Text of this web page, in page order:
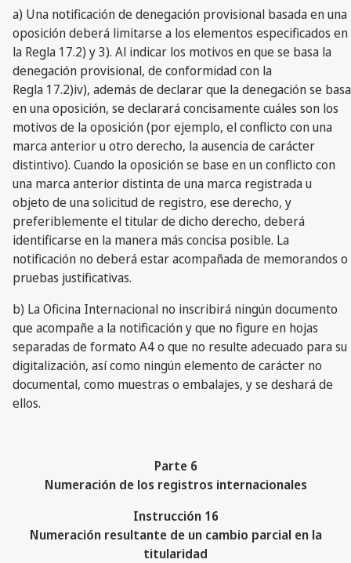
a) Una notificación de denegación provisional basada en una
oposición deberá limitarse a los elementos especificados en
la Regla 17.2) y 3). Al indicar los motivos en que se basa la
denegación provisional, de conformidad con la
Regla 17.2)iv), además de declarar que la denegación se basa
en una oposición, se declarará concisamente cuáles son los
motivos de la oposición (por ejemplo, el conflicto con una
marca anterior u otro derecho, la ausencia de carácter
distintivo). Cuando la oposición se base en un conflicto con
una marca anterior distinta de una marca registrada u
objeto de una solicitud de registro, ese derecho, y
preferiblemente el titular de dicho derecho, deberá
identificarse en la manera más concisa posible. La
notificación no deberá estar acompañada de memorandos o
pruebas justificativas.
b) La Oficina Internacional no inscribirá ningún documento
que acompañe a la notificación y que no figure en hojas
separadas de formato A4 o que no resulte adecuado para su
digitalización, así como ningún elemento de carácter no
documental, como muestras o embalajes, y se deshará de
ellos.
Parte 6
Numeración de los registros internacionales
Instrucción 16
Numeración resultante de un cambio parcial en la
titularidad